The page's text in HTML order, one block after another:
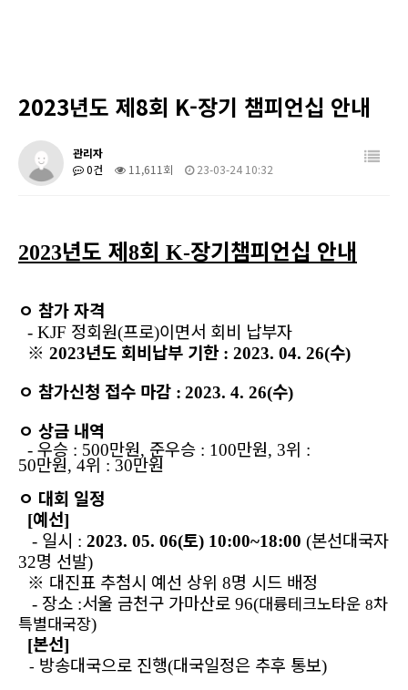
2023년도 제8회 K-장기 챔피언십 안내
관리자
0건
11,611회 23-03-24 10:32
2023년도 제8회 K-장기챔피언십 안내
ㅇ 참가 자격
- KJF 정회원(프로)이면서 회비 납부자
※ 2023년도 회비납부 기한 : 2023. 04. 26(수)
ㅇ 참가신청 접수 마감 : 2023. 4. 26(수)
ㅇ 상금 내역
- 우승 : 500만원, 준우승 : 100만원, 3위 :
50만원, 4위: 30만원
ㅇ 대회 일정
[예선]
- 일시 : 2023. 05. 06(토) 10:00~18:00 (본선대국자
32명 선발)
※ 대진표 추첨시 예선 상위 8명 시드 배정
- 장소 :서울 금천구 가마산로 96(대륭테크노타운 8차
특별대국장)
[본선]
- 방송대국으로 진행(대국일정은 추후 통보)